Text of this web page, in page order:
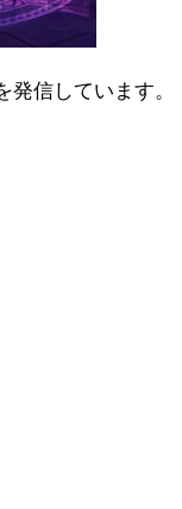
信しています。